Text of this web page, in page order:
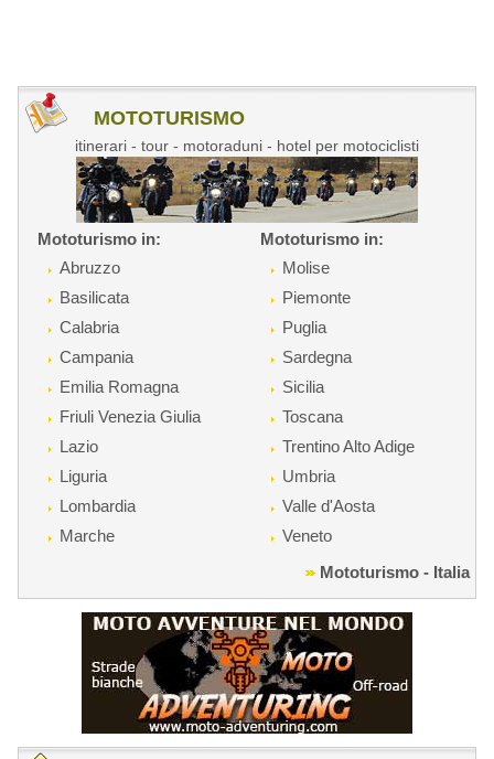
MOTOTURISMO
itinerari - tour - motoraduni - hotel per motociclisti
Mototurismo in:
Abruzzo
Basilicata
Calabria
Campania
Emilia Romagna
Friuli Venezia Giulia
Lazio
Liguria
Lombardia
Marche
Mototurismo in:
Molise
Piemonte
Puglia
Sardegna
Sicilia
Toscana
Trentino Alto Adige
Umbria
Valle d'Aosta
Veneto
Mototurismo - Italia